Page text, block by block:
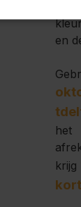
en
het
krijg